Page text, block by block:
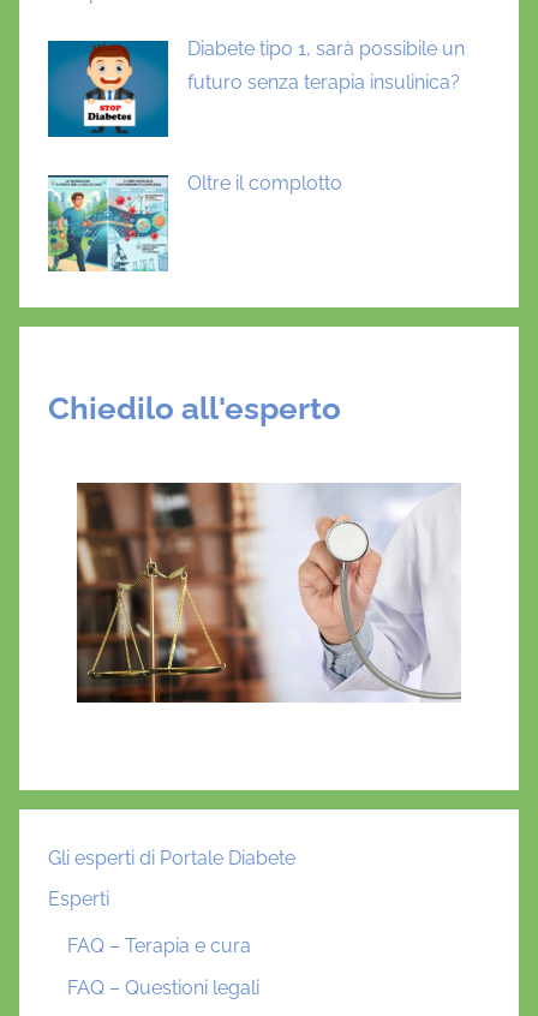
Diabete tipo 1, sarà possibile un
futuro senza terapia insulinica?
Oltre il complotto
Chiedilo all'esperto
Gli esperti di Portale Diabete
Esperti
FAQ – Terapia e cura
FAQ – Questioni legali